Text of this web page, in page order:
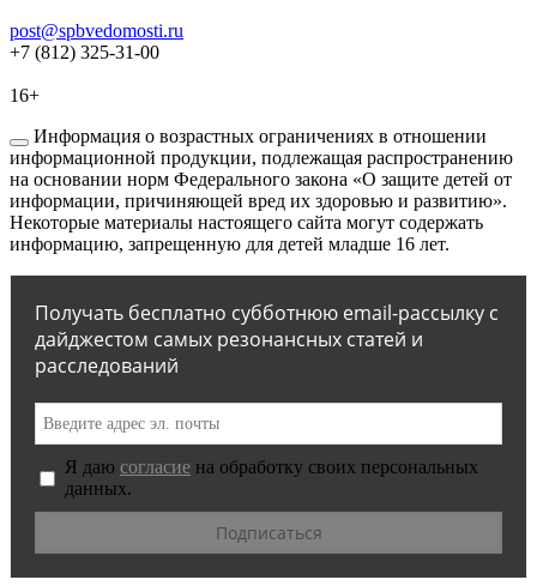
post@spbvedomosti.ru
+7 (812) 325-31-00
16+
Информация о возрастных ограничениях в отношении
информационной продукции, подлежащая распространению
на основании норм Федерального закона «О защите детей от
информации, причиняющей вред их здоровью и развитию».
Некоторые материалы настоящего сайта могут содержать
информацию, запрещенную для детей младше 16 лет.
Получать бесплатно субботнюю email-рассылку с
дайджестом самых резонансных статей и
расследований
Я даю согласие на обработку своих персональных
данных.